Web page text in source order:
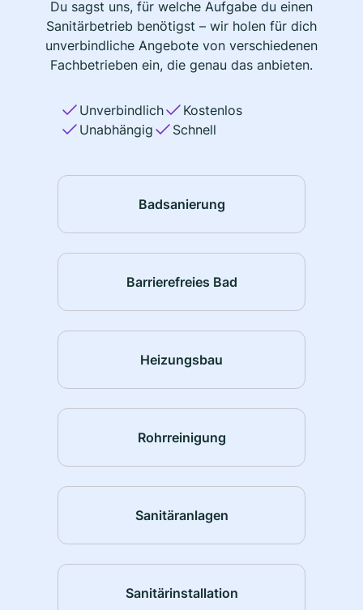
Du sagst uns, für welche Aufgabe du einen
Sanitärbetrieb benötigst – wir holen für dich
unverbindliche Angebote von verschiedenen
Fachbetrieben ein, die genau das anbieten.
Unverbindlich
Kostenlos
Unabhängig
Schnell
Badsanierung
Barrierefreies Bad
Heizungsbau
Rohrreinigung
Sanitäranlagen
Sanitärinstallation